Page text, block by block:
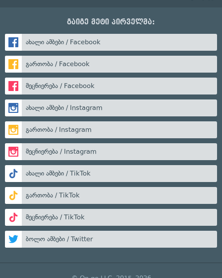
გაიგე მეტი პირველმა:
ახალი ამბები / Facebook
გართობა / Facebook
მეცნიერება / Facebook
ახალი ამბები / Instagram
გართობა / Instagram
მეცნიერება / Instagram
ახალი ამბები / TikTok
გართობა / TikTok
მეცნიერება / TikTok
ბოლო ამბები / Twitter